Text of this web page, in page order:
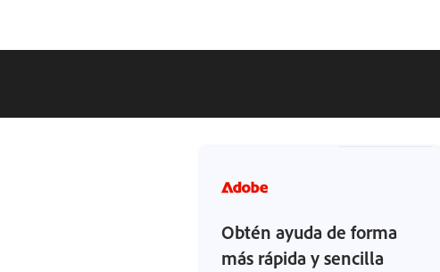
Obtén ayuda de forma
más rápida y sencilla